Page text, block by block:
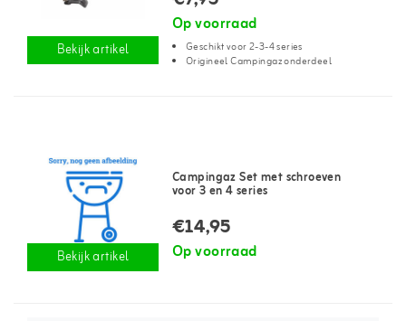
Bekijk artikel
Op voorraad
Geschikt voor 2-3-4 series
Origineel Campingaz onderdeel
Bekijk artikel
Campingaz Set met schroeven
voor 3 en 4 series
€14,95
Op voorraad